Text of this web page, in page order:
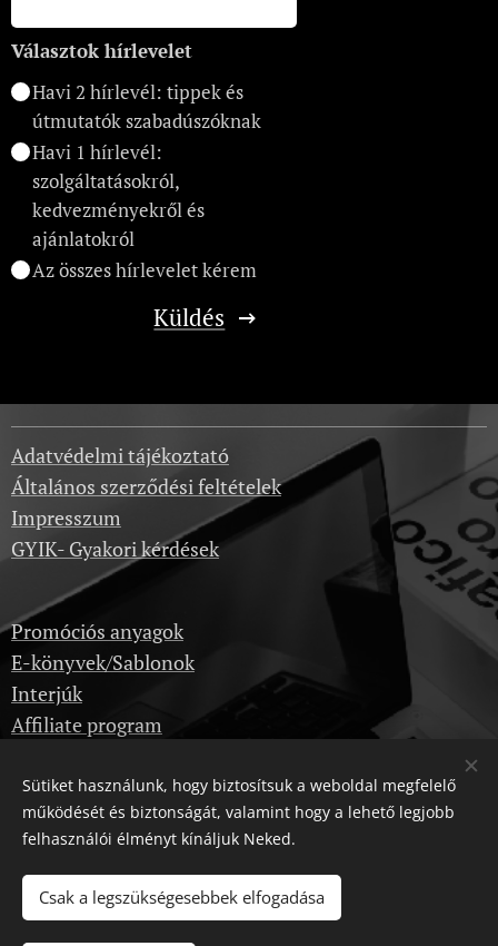
Választok hírlevelet
Havi 2 hírlevél: tippek és
útmutatók szabadúszóknak
Havi 1 hírlevél:
szolgáltatásokról,
kedvezményekről és
ajánlatokról
Az összes hírlevelet kérem
Küldés
Adatvédelmi tájékoztató
Általános szerződési feltételek
Impresszum
GYIK- Gyakori kérdések
Promóciós anyagok
E-könyvek/Sablonok
Interjúk
Affiliate program
Képzések
Kérdezz itt
Dropshipping velünk
Karrier
Sütiket használunk, hogy biztosítsuk a weboldal megfelelő
működését és biztonságát, valamint hogy a lehető legjobb
felhasználói élményt kínáljuk Neked.
Csak a legszükségesebbek elfogadása